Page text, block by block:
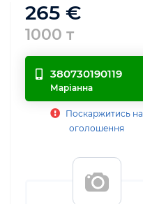
265 €
1000 т
380730190119
Маріанна
Поскаржитись на
оголошення